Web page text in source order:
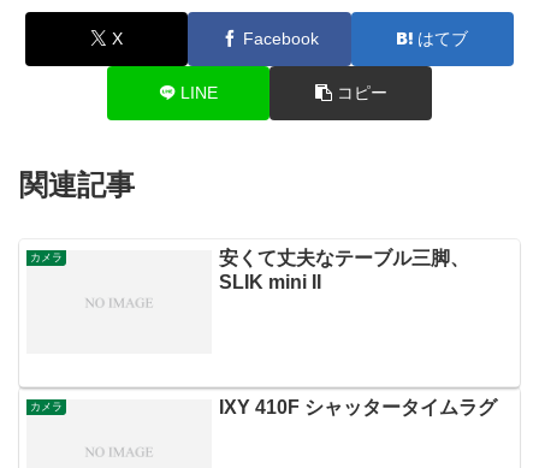
X Facebook はてブ
LINE コピー
関連記事
カメラ
安くて丈夫なテーブル三脚、
SLIK mini II
カメラ IXY 410F シャッタータイムラグ